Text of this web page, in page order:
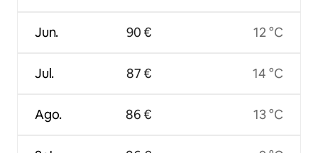
Jun.
Jul.
Ago.
90 €
87 €
86 €
12 °C
14 °C
13 °C